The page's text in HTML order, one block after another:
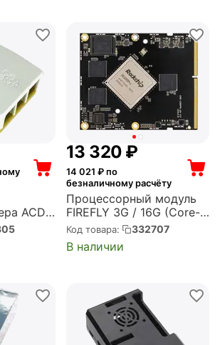
ACD
Case
13 320 ₽
14 021 ₽ по
безналичному расчёту
Процессорный модуль
FIREFLY 3G / 16G (Core-
3399Pro-JD4)
Код товара: 332707
В наличии